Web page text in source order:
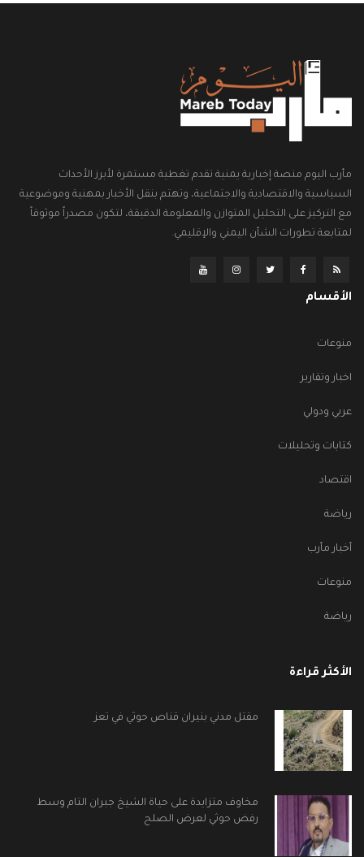
مأرب اليوم منصة إخبارية يمنية تقدم تغطية مستمرة لأبرز الأحداث
السياسية والاقتصادية والاجتماعية، وتهتم بنقل الأخبار بمهنية وموضوعية
مع التركيز على التحليل المتوازن والمعلومة الدقيقة، لتكون مصدراً موثوقاً
لمتابعة تطورات الشأن اليمني والإقليمي.
الأقسام
منوعات
اخبار وتقارير
عربي ودولي
كتابات وتحليلات
اقتصاد
رياضة
أخبار مأرب
منوعات
رياضة
الأكثر قراءة
مقتل مدني بنيران قناص حوثي في تعز
مخاوف متزايدة على حياة الشيخ جبران التام وسط
رفض حوثي لعرض الصلح